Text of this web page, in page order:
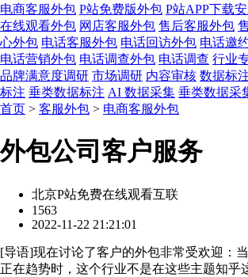
电商客服外包 P站免费版外包 P站APP下载
在线观看外包 网店客服外包 售后客服外包
心外包 电话客服外包 电话回访外包 电话邀
电话营销外包 电话调查外包 电话调查 行业
品牌满意度调研 市场调研 内容审核 数据标
标注 垂类数据标注 AI 数据采集 垂类数据采
首页 > 客服外包 > 电商客服外包
外包公司客户服务
北京P站免费在线观看互联
1563
2022-11-22 21:21:01
[导语]现在讨论了客户的外包非常受欢迎：
正在趋势时，这个行业不是在这些主题知乎